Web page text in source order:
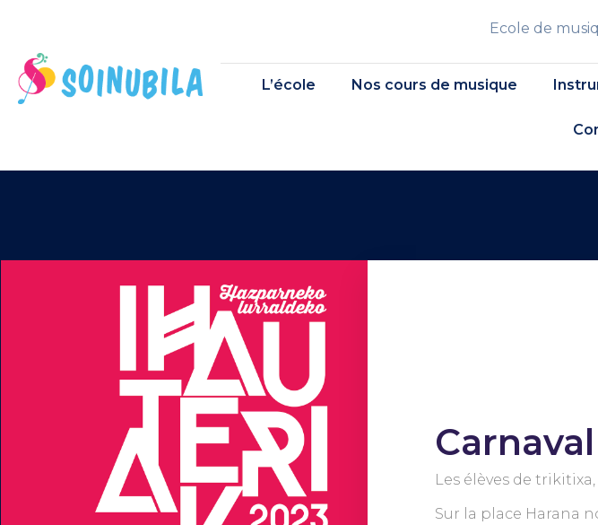
Ecole de
L’école Nos cours de musique
Les élèves de
Sur la place Harana